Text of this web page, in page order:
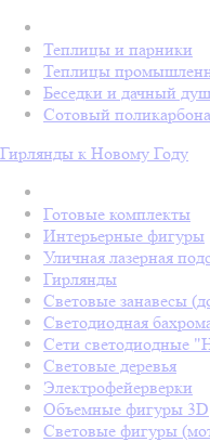
Теплицы и парники
Теплицы
Беседки и дачный душ
Сотовый
Гирлянды к Новому Году
Готовые комплекты
Интерьерные фигуры
Уличная лазерная
Гирлянды
Световые занавесы
Светодиодная
Сети светодиодные
Световые деревья
Электрофейерверки
Объемные фигуры 3D
Световые фигуры